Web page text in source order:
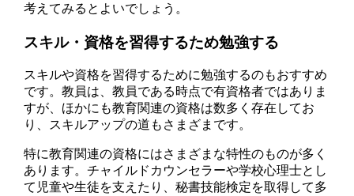
考えてみるとよいでしょう。
スキル・資格を習得するため勉強する
スキルや資格を習得するために勉強するのもおすすめ
です。教員は、教員である時点で有資格者ではありま
すが、ほかにも教育関連の資格は数多く存在してお
り、スキルアップの道もさまざまです。
特に教育関連の資格にはさまざまな特性のものが多く
あります。チャイルドカウンセラーや学校心理士とし
て児童や生徒を支えたり、秘書技能検定を取得して多